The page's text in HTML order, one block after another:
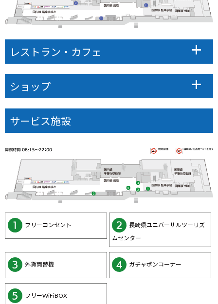
レストラン・カフェ
ショップ
サービス施設
フリーコンセント
長崎県ユニバーサルツーリズ
ムセンター
外貨両替機 ガチャポンコーナー
フリーWiFiBOX